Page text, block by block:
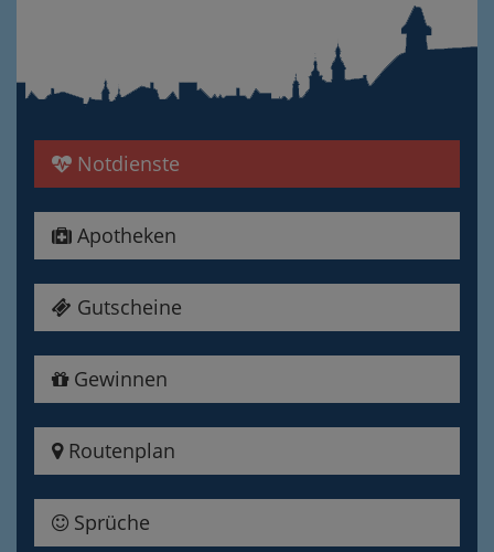
Notdienste
Apotheken
Gutscheine
Gewinnen
Routenplan
Sprüche